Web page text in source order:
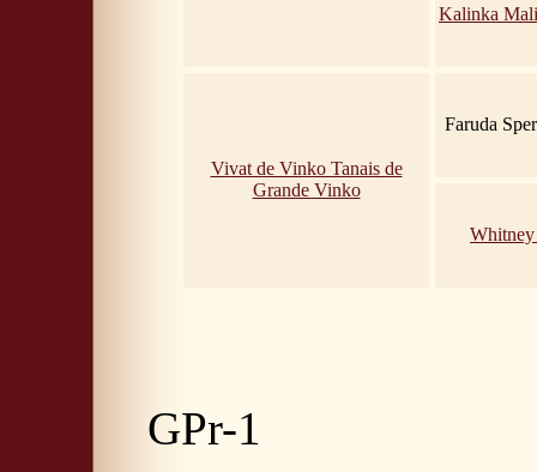
Kalinka
Vivat de Vinko Tanais de
Grande Vinko
Faruda
GPr-1